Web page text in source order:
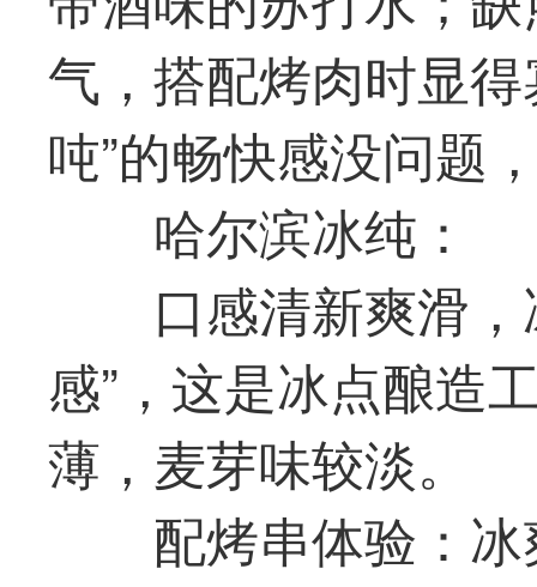
气，搭配烤肉时显
吨”的畅快感没问题
哈尔滨冰纯：
口感清新爽滑
感”，这是冰点酿造
薄，麦芽味较淡。
配烤串体验：